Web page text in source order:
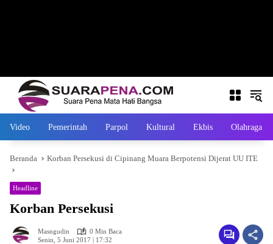
Video Pemerintah Parpol Kultural Ekbis Olahraga
Beranda Korban Persekusi di Cipinang Muara Berpotensi Dijerat UU ITE
Headline
Korban Persekusi
Masngudin
0 Min Baca
Senin, 5 Juni 2017 | 17:32